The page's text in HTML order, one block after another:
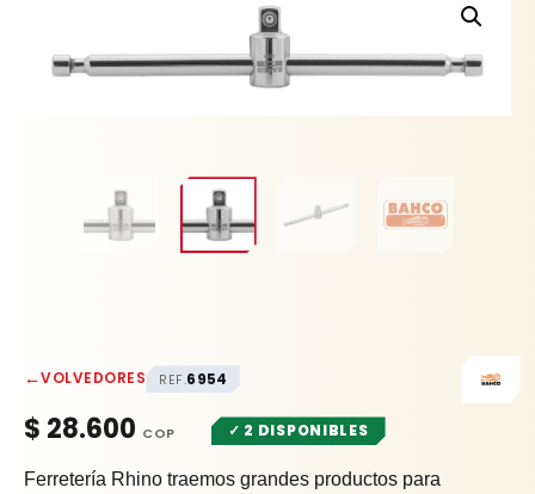
←VOLVEDORES REF.6954
$ 28.600 ✓ 2 DISPONIBLES
Ferretería Rhino traemos grandes productos para
cantidad